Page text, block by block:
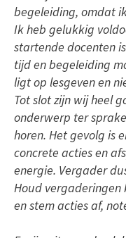
begeleiding, omdat
Ik heb gelukkig
startende docenten
tijd en begeleiding
ligt op lesgeven en
Tot slot zijn wij heel
onderwerp ter
horen. Het gevolg is
concrete acties en
energie. Vergader
Houd
en stem acties af,